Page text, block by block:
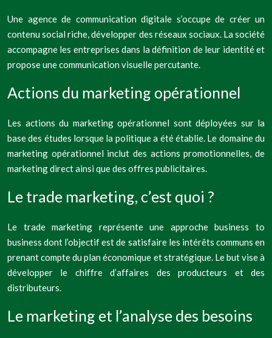
Une agence de communication digitale s’occupe de créer un
contenu social riche, développer des réseaux sociaux. La société
accompagne les entreprises dans la définition de leur identité et
propose une communication visuelle percutante.
Actions du marketing opérationnel
Les actions du marketing opérationnel sont déployées sur la
base des études lorsque la politique a été établie. Le domaine du
marketing opérationnel inclut des actions promotionnelles, de
marketing direct ainsi que des offres publicitaires.
Le trade marketing, c’est quoi ?
Le trade marketing représente une approche business to
business dont l’objectif est de satisfaire les intérêts communs en
prenant compte du plan économique et stratégique. Le but vise à
développer le chiffre d’affaires des producteurs et des
distributeurs.
Le marketing et l’analyse des besoins